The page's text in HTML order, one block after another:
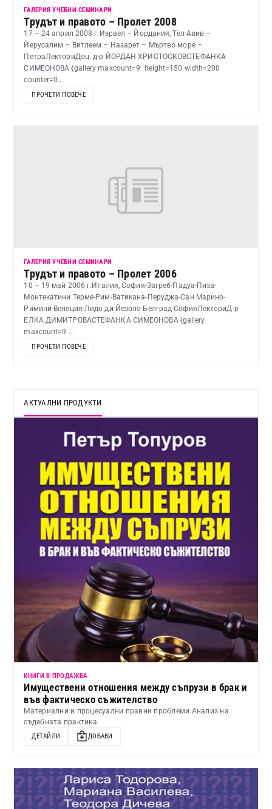
ГАЛЕРИЯ УЧЕБНИ СЕМИНАРИ
Трудът и правото – Пролет 2008
17 – 24 април 2008 г.Израел – Йордания, Тел Авив –
Йерусалим – Витлеем – Назарет – Мъртво море –
ПетраЛекториДоц. д-р ЙОРДАН ХРИСТОСКОВСТЕФАНКА
СИМЕОНОВА {gallery maxcount=9 height=150 width=200
counter=0...
ПРОЧЕТИ ПОВЕЧЕ
ГАЛЕРИЯ УЧЕБНИ СЕМИНАРИ
Трудът и правото – Пролет 2006
10 – 19 май 2006 г.Италия, София-Загреб-Падуа-Пиза-
Монтекатини Терме-Рим-Ватикана-Перуджа-Сан Марино-
Римини-Венеция-Лидо ди Йезоло-Белград-СофияЛекториД-р
ЕЛКА ДИМИТРОВАСТЕФАНКА СИМЕОНОВА {gallery
maxcount=9 ...
ПРОЧЕТИ ПОВЕЧЕ
АКТУАЛНИ ПРОДУКТИ
КНИГИ В ПРОДАЖБА
Имуществени отношения между съпрузи в брак и
във фактическо съжителство
Материални и процесуални правни проблеми Анализ на
съдебната практика
ДЕТАЙЛИ ДОБАВИ